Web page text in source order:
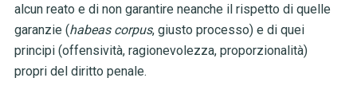
alcun reato e di non garantire neanche il rispetto di quelle
garanzie (habeas corpus, giusto processo) e di quei
principi (offensività, ragionevolezza, proporzionalità)
propri del diritto penale.